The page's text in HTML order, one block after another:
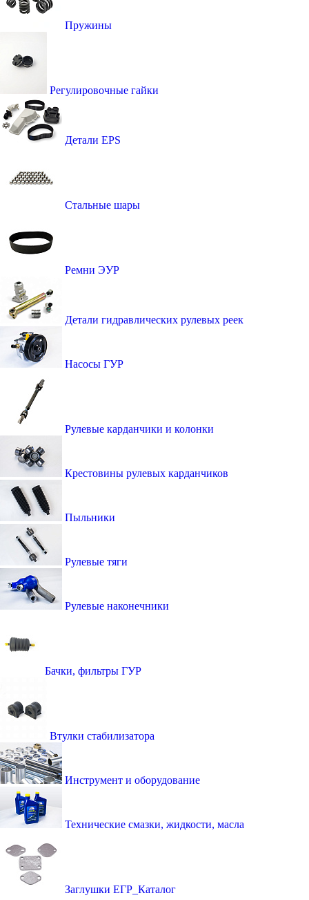
Пружины
Регулировочные гайки
Детали EPS
Стальные шары
Ремни ЭУР
Детали гидравлических рулевых реек
Насосы ГУР
Рулевые карданчики и колонки
Крестовины рулевых карданчиков
Пыльники
Рулевые тяги
Рулевые наконечники
Бачки, фильтры ГУР
Втулки стабилизатора
Инструмент и оборудование
Технические смазки, жидкости, масла
Заглушки ЕГР_Каталог